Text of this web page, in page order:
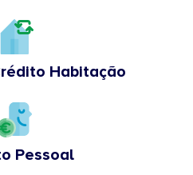
Habitação
Pessoal